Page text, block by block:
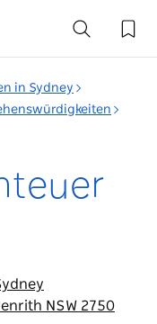
in Sydney
NSW 2750